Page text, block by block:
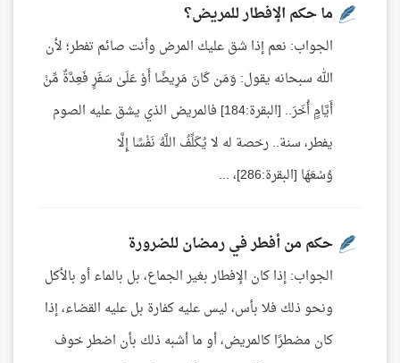
ما حكم الإفطار للمريض؟
الجواب: نعم إذا شق عليك المرض وأنت صائم تفطر؛ لأن
الله سبحانه يقول: وَمَن كَانَ مَرِيضًا أَوْ عَلَىٰ سَفَرٍ فَعِدَّةٌ مِّنْ
أَيَّامٍ أُخَرَ.. [البقرة:184] فالمريض الذي يشق عليه الصوم
يفطر، سنة.. رخصة له لا يُكَلِّفُ اللَّهُ نَفْسًا إِلَّا
وُسْعَهَا [البقرة:286]، ...
حكم من أفطر في رمضان للضرورة
الجواب: إذا كان الإفطار بغير الجماع، بل بالماء أو بالأكل
ونحو ذلك فلا بأس، ليس عليه كفارة بل عليه القضاء، إذا
كان مضطرًا كالمريض، أو ما أشبه ذلك بأن اضطر خوف